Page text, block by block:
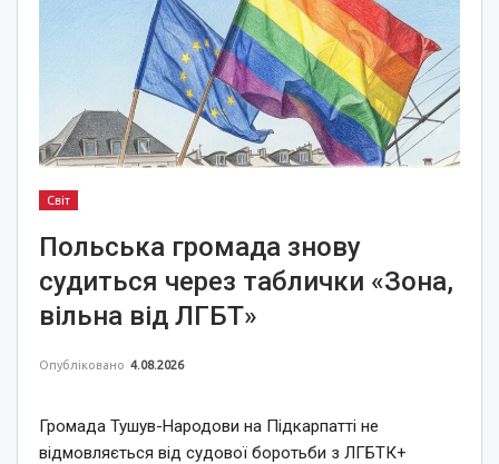
Світ
Польська громада знову
судиться через таблички «Зона,
вільна від ЛГБТ»
Опубліковано 4.08.2026
Громада Тушув-Народови на Підкарпатті не
відмовляється від судової боротьби з ЛГБТК+